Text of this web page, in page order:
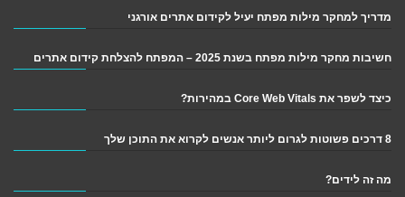
מדריך למחקר מילות מפתח יעיל לקידום אתרים אורגני
חשיבות מחקר מילות מפתח בשנת 2025 – המפתח להצלחת קידום אתרים
כיצד לשפר את Core Web Vitals במהירות?
8 דרכים פשוטות לגרום ליותר אנשים לקרוא את התוכן שלך
מה זה לידים?